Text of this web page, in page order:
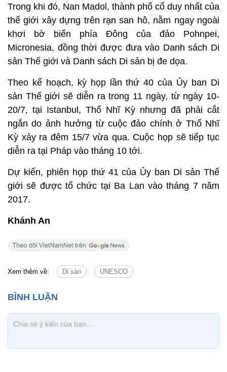
Trong khi đó, Nan Madol, thành phố cổ duy nhất của
thế giới xây dựng trên rạn san hô, nằm ngay ngoài
khơi bờ biển phía Đông của đảo Pohnpei,
Micronesia, đồng thời được đưa vào Danh sách Di
sản Thế giới và Danh sách Di sản bị đe dọa.
Theo kế hoạch, kỳ họp lần thứ 40 của Ủy ban Di
sản Thế giới sẽ diễn ra trong 11 ngày, từ ngày 10-
20/7, tại Istanbul, Thổ Nhĩ Kỳ nhưng đã phải cắt
ngắn do ảnh hưởng từ cuộc đảo chính ở Thổ Nhĩ
Kỳ xảy ra đêm 15/7 vừa qua. Cuộc họp sẽ tiếp tục
diễn ra tại Pháp vào tháng 10 tới.
Dự kiến, phiên họp thứ 41 của Ủy ban Di sản Thế
giới sẽ được tổ chức tại Ba Lan vào tháng 7 năm
2017.
Khánh An
Xem thêm về: Di sản UNESCO